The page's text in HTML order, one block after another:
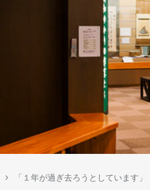
「１年が過ぎ去ろうとしています」